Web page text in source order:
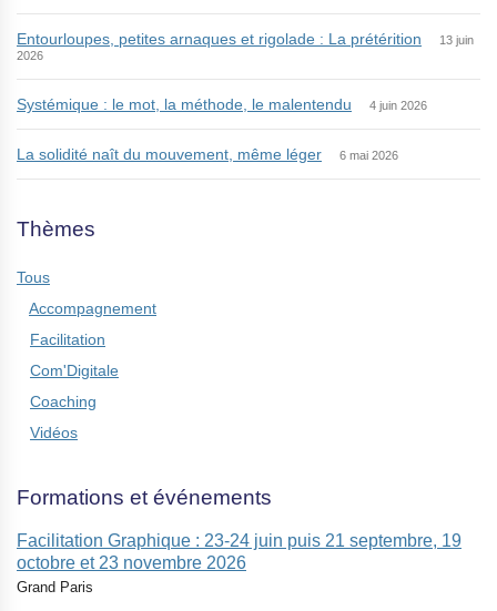
Entourloupes, petites arnaques et rigolade : La prétérition
13 juin
2026
Systémique : le mot, la méthode, le malentendu 4 juin 2026
La solidité naît du mouvement, même léger 6 mai 2026
Thèmes
Tous
Accompagnement
Facilitation
Com'Digitale
Coaching
Vidéos
Formations et événements
Facilitation Graphique : 23-24 juin puis 21 septembre, 19
octobre et 23 novembre 2026
Grand Paris